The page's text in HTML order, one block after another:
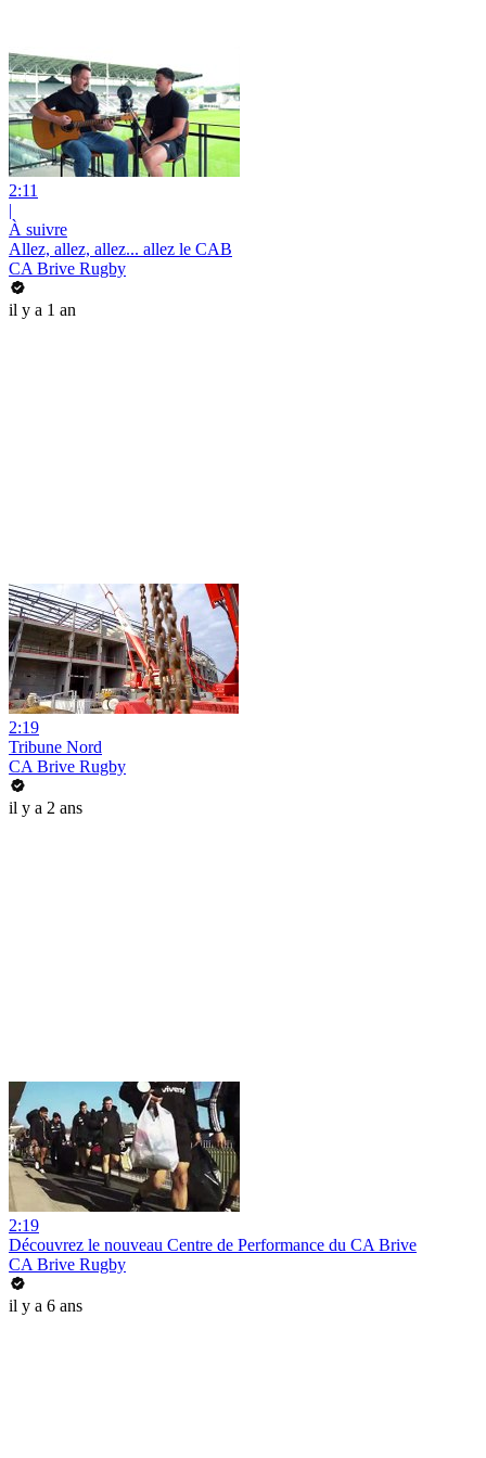
2:11
|
À suivre
Allez, allez, allez... allez le CAB
CA Brive Rugby
il y a 1 an
2:19
Tribune Nord
CA Brive Rugby
il y a 2 ans
2:19
Découvrez le nouveau Centre de Performance du CA Brive
CA Brive Rugby
il y a 6 ans